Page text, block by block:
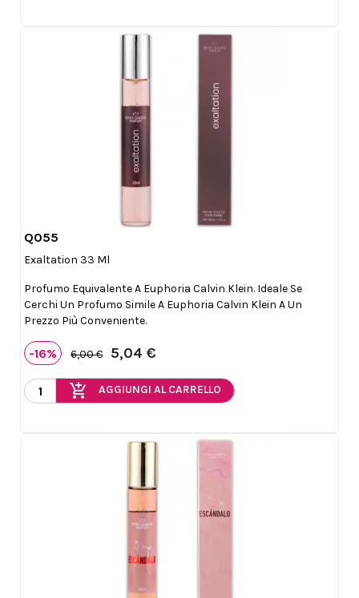
Q055
Exaltation 33 Ml
Profumo Equivalente A Euphoria Calvin Klein. Ideale Se
Cerchi Un Profumo Simile A Euphoria Calvin Klein A Un
Prezzo Più Conveniente.
-16% 6,00 € 5,04 €
add_shopping_cart AGGIUNGI AL CARRELLO